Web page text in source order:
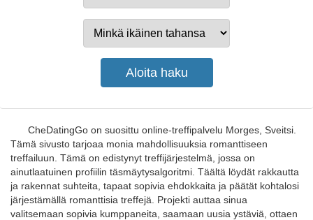
CheDatingGo on suosittu online-treffipalvelu Morges, Sveitsi.
Tämä sivusto tarjoaa monia mahdollisuuksia romanttiseen
treffailuun. Tämä on edistynyt treffijärjestelmä, jossa on
ainutlaatuinen profiilin täsmäytysalgoritmi. Täältä löydät rakkautta
ja rakennat suhteita, tapaat sopivia ehdokkaita ja päätät kohtalosi
järjestämällä romanttisia treffejä. Projekti auttaa sinua
valitsemaan sopivia kumppaneita, saamaan uusia ystäviä, ottaen